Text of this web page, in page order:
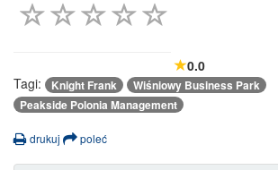
0.0
Tagi:
Knight Frank
Wiśniowy Business Park
Peakside Polonia Management
drukuj poleć